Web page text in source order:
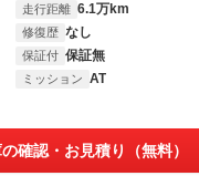
走行距離 6.1万km
修復歴 なし
保証付 保証無
ミッション AT
確認・お見積り（無料）